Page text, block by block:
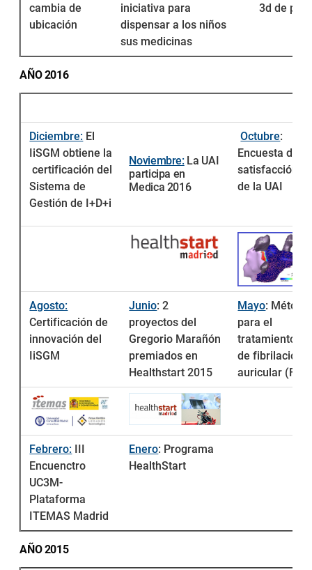
cambia de
ubicación
iniciativa para
dispensar a los niños
sus medicinas
3d de piel
AÑO 2016
Diciembre: El
IiSGM obtiene la
certificación del
Sistema de
Gestión de I+D+i
Noviembre:La UAI
participa en
Medica 2016
Octubre:
Encuesta de
satisfacción
de la UAI
Agosto:
Certificación de
innovación del
IiSGM
Junio: 2
proyectos del
Gregorio Marañón
premiados en
Healthstart 2015
Mayo: Método
para el
tratamiento
de fibrilación
auricular (FA)
Febrero:
Encuenctro
UC3M-
Plataforma
ITEMAS Madrid
Enero: Programa
HealthStart
AÑO 2015